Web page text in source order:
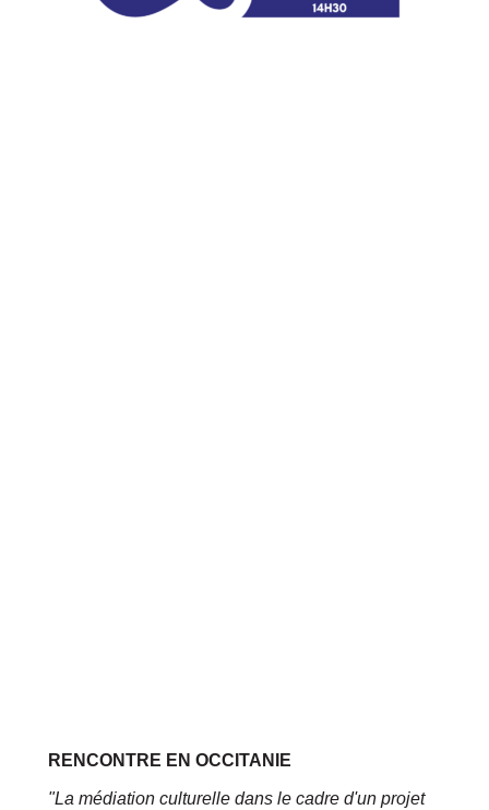
RENCONTRE EN OCCITANIE
"La médiation culturelle dans le cadre d'un projet